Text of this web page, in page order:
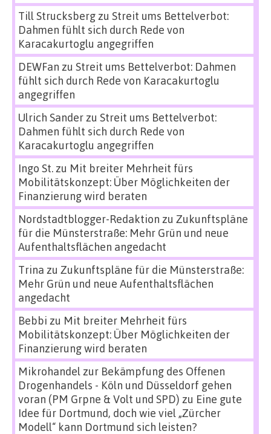
Till Strucksbergzu Streit ums Bettelverbot:
Dahmen fühlt sich durch Rede von
Karacakurtoglu angegriffen
DEWFan zu Streit ums Bettelverbot: Dahmen
fühlt sich durch Rede von Karacakurtoglu
angegriffen
Ulrich Sanderzu Streit ums Bettelverbot:
Dahmen fühlt sich durch Rede von
Karacakurtoglu angegriffen
Ingo St.zu Mit breiter Mehrheit fürs
Mobilitätskonzept: Über Möglichkeiten der
Finanzierung wird beraten
Nordstadtblogger-Redaktion zu Zukunftspläne
für die Münsterstraße: Mehr Grün und neue
Aufenthaltsflächen angedacht
Trina zu Zukunftspläne für die Münsterstraße:
Mehr Grün und neue Aufenthaltsflächen
angedacht
Bebbi zu Mit breiter Mehrheit fürs
Mobilitätskonzept: Über Möglichkeiten der
Finanzierung wird beraten
Mikrohandel zur Bekämpfung des Offenen
Drogenhandels - Köln und Düsseldorf gehen
voran (PM Grpne & Volt und SPD) zu Eine gute
Idee für Dortmund, doch wie viel „Zürcher
Modell“ kann Dortmund sich leisten?